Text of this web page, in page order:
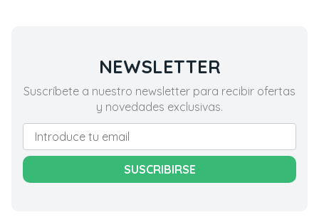
NEWSLETTER
Suscríbete a nuestro newsletter para recibir ofertas
y novedades exclusivas.
SUSCRIBIRSE